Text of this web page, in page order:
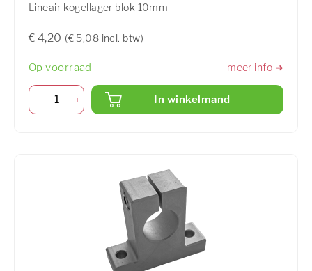
Lineair kogellager blok 10mm
€ 4,20 (€ 5,08 incl. btw)
Op voorraad meer info ➜
In winkelmand